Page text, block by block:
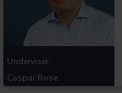
Underviser:
Caspar Rose